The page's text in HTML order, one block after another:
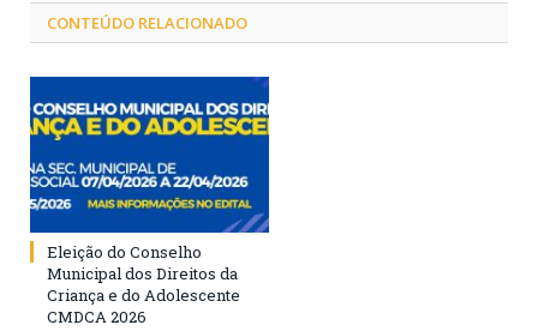
CONTEÚDO RELACIONADO
Eleição do Conselho
Municipal dos Direitos da
Criança e do Adolescente
CMDCA 2026